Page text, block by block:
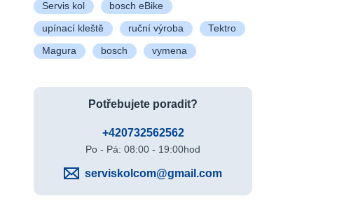
Servis kol bosch eBike
upínací kleště ruční výroba Tektro
Magura bosch vymena
Potřebujete poradit?
+420732562562
Po - Pá: 08:00 - 19:00hod
serviskolcom@gmail.com